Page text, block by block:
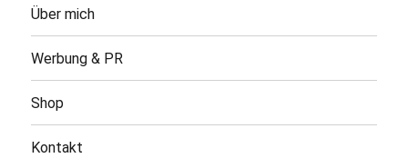
Über mich
Werbung & PR
Shop
Kontakt